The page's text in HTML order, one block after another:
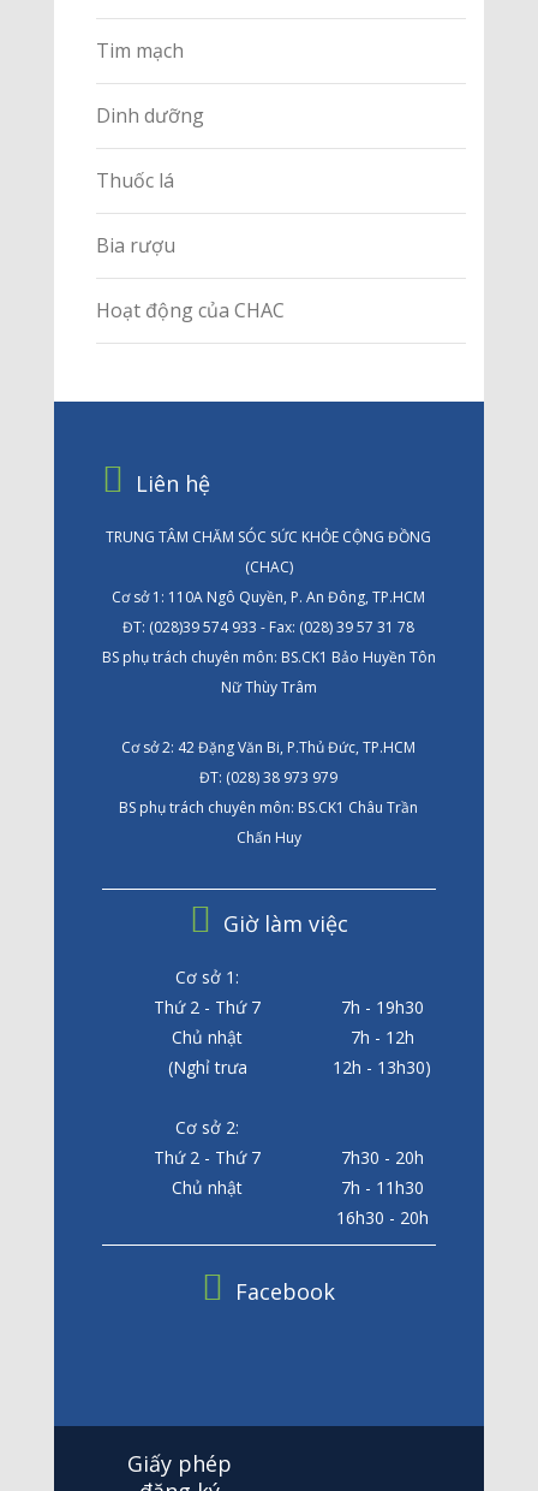
Tim mạch
Dinh dưỡng
Thuốc lá
Bia rượu
Hoạt động của CHAC
Liên hệ
TRUNG TÂM CHĂM SÓC SỨC KHỎE CỘNG ĐỒNG
(CHAC)
Cơ sở 1: 110A Ngô Quyền, P. An Đông, TP.HCM
ĐT: (028)39 574 933 - Fax: (028) 39 57 31 78
BS phụ trách chuyên môn: BS.CK1 Bảo Huyền Tôn
Nữ Thùy Trâm
Cơ sở 2: 42 Đặng Văn Bi, P.Thủ Đức, TP.HCM
ĐT: (028) 38 973 979
BS phụ trách chuyên môn: BS.CK1 Châu Trần
Chấn Huy
Giờ làm việc
Cơ sở 1:
Thứ 2 - Thứ 7
7h - 19h30
Chủ nhật
7h - 12h
(Nghỉ trưa
12h - 13h30)
Cơ sở 2:
Thứ 2 - Thứ 7
7h30 - 20h
Chủ nhật
7h - 11h30
16h30 - 20h
Facebook
Giấy phép